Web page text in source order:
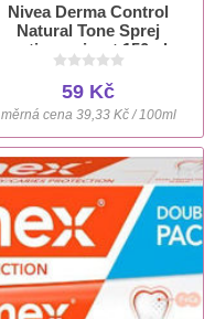
Nivea Derma Control
Natural Tone Sprej
antiperspirant 150ml
59 Kč
měrná cena 39,33 Kč / 100ml